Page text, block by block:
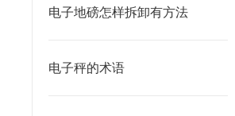
电子地磅怎样拆卸有方法
电子秤的术语